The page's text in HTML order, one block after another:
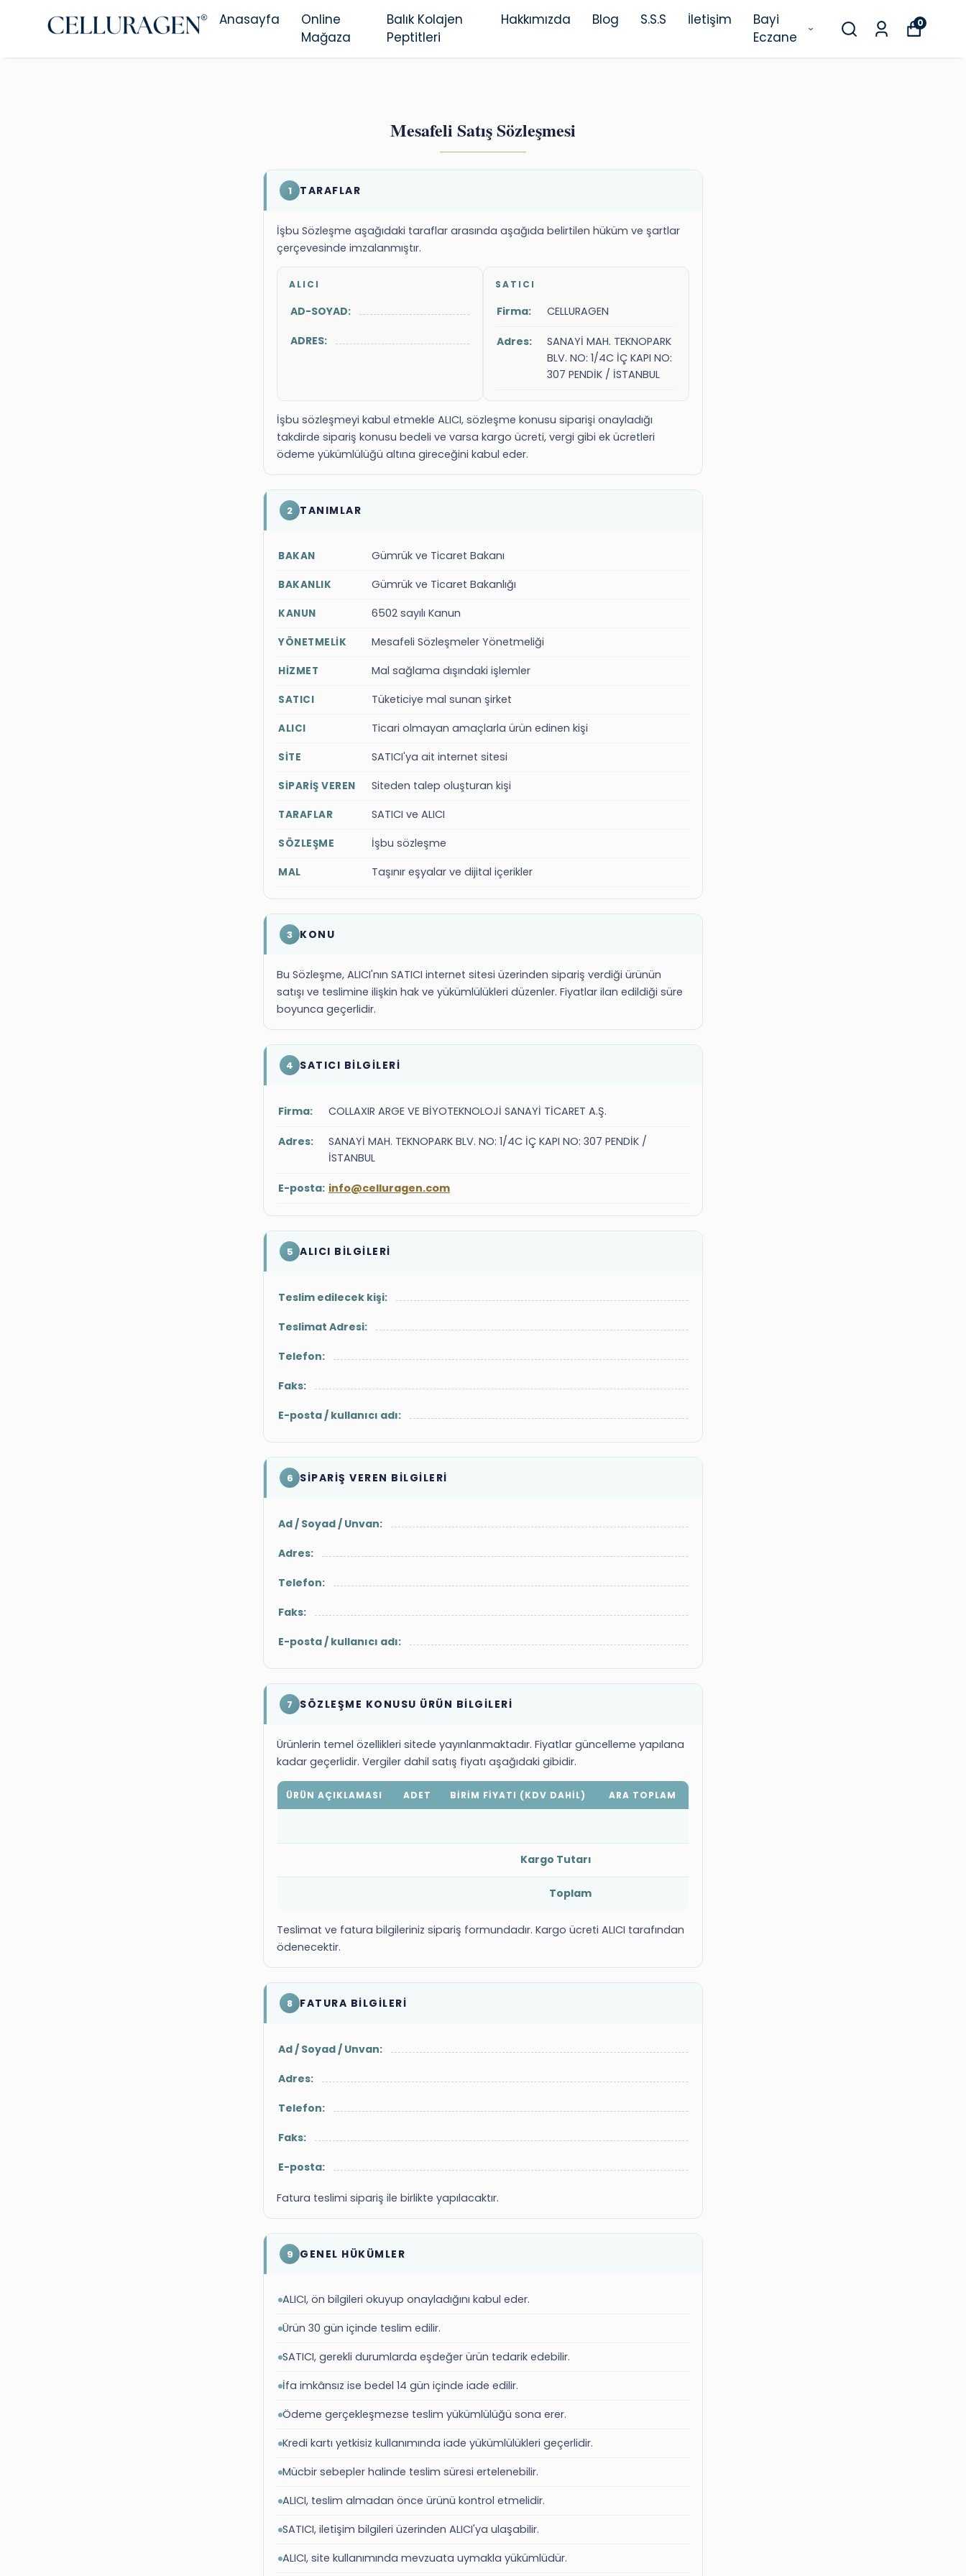
Anasayfa
Online
Mağaza
Balık Kolajen
Peptitleri
Hakkımızda Blog S.S.S İletişim
Bayi
Eczane
0
Mesafeli Satış Sözleşmesi
1 TARAFLAR
İşbu Sözleşme aşağıdaki taraflar arasında aşağıda belirtilen hüküm ve şartlar
çerçevesinde imzalanmıştır.
ALICI
AD-SOYAD:
ADRES:
SATICI
Firma: CELLURAGEN
Adres:
SANAYİ MAH. TEKNOPARK
BLV. NO: 1/4C İÇ KAPI NO:
307 PENDİK / İSTANBUL
İşbu sözleşmeyi kabul etmekle ALICI, sözleşme konusu siparişi onayladığı
takdirde sipariş konusu bedeli ve varsa kargo ücreti, vergi gibi ek ücretleri
ödeme yükümlülüğü altına gireceğini kabul eder.
2 TANIMLAR
BAKAN Gümrük ve Ticaret Bakanı
BAKANLIK Gümrük ve Ticaret Bakanlığı
KANUN 6502 sayılı Kanun
YÖNETMELİK Mesafeli Sözleşmeler Yönetmeliği
HİZMET Mal sağlama dışındaki işlemler
SATICI Tüketiciye mal sunan şirket
ALICI Ticari olmayan amaçlarla ürün edinen kişi
SİTE SATICI'ya ait internet sitesi
SİPARİŞ VEREN Siteden talep oluşturan kişi
TARAFLAR SATICI ve ALICI
SÖZLEŞME İşbu sözleşme
MAL Taşınır eşyalar ve dijital içerikler
3 KONU
Bu Sözleşme, ALICI'nın SATICI internet sitesi üzerinden sipariş verdiği ürünün
satışı ve teslimine ilişkin hak ve yükümlülükleri düzenler. Fiyatlar ilan edildiği süre
boyunca geçerlidir.
4 SATICI BİLGİLERİ
Firma: COLLAXIR ARGE VE BİYOTEKNOLOJİ SANAYİ TİCARET A.Ş.
Adres:
SANAYİ MAH. TEKNOPARK BLV. NO: 1/4C İÇ KAPI NO: 307 PENDİK /
İSTANBUL
E-posta: info@celluragen.com
5 ALICI BİLGİLERİ
Teslim edilecek kişi:
Teslimat Adresi:
Telefon:
Faks:
E-posta / kullanıcı adı:
6 SİPARİŞ VEREN BİLGİLERİ
Ad / Soyad / Unvan:
Adres:
Telefon:
Faks:
E-posta / kullanıcı adı:
7 SÖZLEŞME KONUSU ÜRÜN BİLGİLERİ
Ürünlerin temel özellikleri sitede yayınlanmaktadır. Fiyatlar güncelleme yapılana
kadar geçerlidir. Vergiler dahil satış fiyatı aşağıdaki gibidir.
ÜRÜN AÇIKLAMASI ADET BİRİM FİYATI (KDV DAHİL) ARA TOPLAM
Kargo Tutarı
Toplam
Teslimat ve fatura bilgileriniz sipariş formundadır. Kargo ücreti ALICI tarafından
ödenecektir.
8 FATURA BİLGİLERİ
Ad / Soyad / Unvan:
Adres:
Telefon:
Faks:
E-posta:
Fatura teslimi sipariş ile birlikte yapılacaktır.
9 GENEL HÜKÜMLER
ALICI, ön bilgileri okuyup onayladığını kabul eder.
Ürün 30 gün içinde teslim edilir.
SATICI, gerekli durumlarda eşdeğer ürün tedarik edebilir.
İfa imkânsız ise bedel 14 gün içinde iade edilir.
Ödeme gerçekleşmezse teslim yükümlülüğü sona erer.
Kredi kartı yetkisiz kullanımında iade yükümlülükleri geçerlidir.
Mücbir sebepler halinde teslim süresi ertelenebilir.
ALICI, teslim almadan önce ürünü kontrol etmelidir.
SATICI, iletişim bilgileri üzerinden ALICI'ya ulaşabilir.
ALICI, site kullanımında mevzuata uymakla yükümlüdür.